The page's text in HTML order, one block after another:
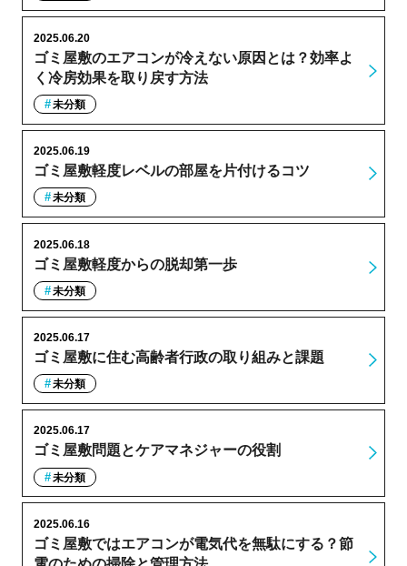
ゴミ屋敷のエアコンが冷えない原因とは？効率よ
く冷房効果を取り戻す方法
2025.06.20
未分類
ゴミ屋敷軽度レベルの部屋を片付けるコツ
2025.06.19
未分類
ゴミ屋敷軽度からの脱却第一歩
2025.06.18
未分類
ゴミ屋敷に住む高齢者行政の取り組みと課題
2025.06.17
未分類
ゴミ屋敷問題とケアマネジャーの役割
2025.06.17
未分類
ゴミ屋敷ではエアコンが電気代を無駄にする？節
2025.06.16